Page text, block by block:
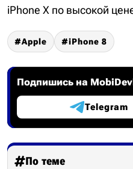
iPhone X по высокой
Apple iPhone 8
Подпишись на
Telegram
По теме